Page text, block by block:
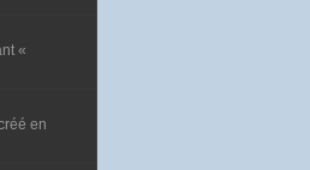
«
en